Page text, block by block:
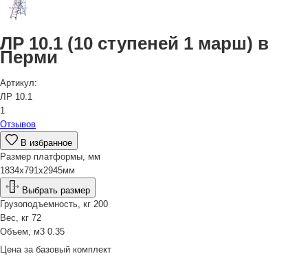
ЛР 10.1 (10 ступеней 1 марш) в
Перми
Артикул:
ЛР 10.1
1
Отзывов
В избранное
Размер платформы, мм
1834х791х2945мм
Выбрать размер
Грузоподъемность, кг 200
Вес, кг 72
Объем, м3 0.35
Цена за базовый комплект